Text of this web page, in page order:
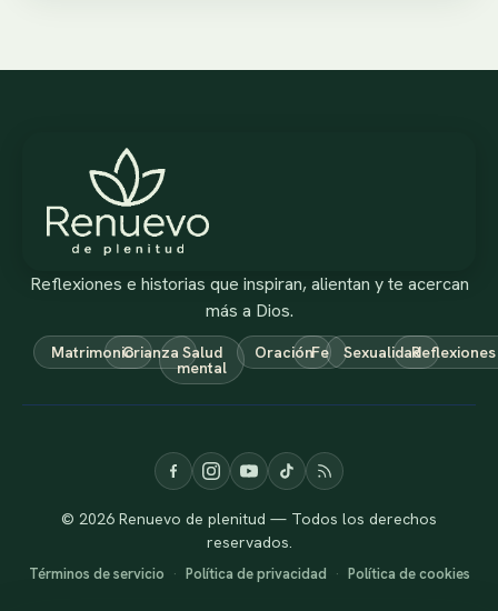
Reflexiones e historias que inspiran, alientan y te acercan
más a Dios.
MatrimonioCrianza Salud
mental
OraciónFe SexualidadReflexiones
© 2026 Renuevo de plenitud — Todos los derechos
reservados.
Términos de servicio · Política de privacidad · Política de cookies